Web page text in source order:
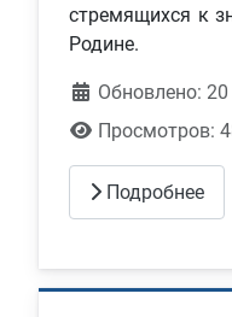
стремящихся к
Родине.
Обновлено:
Просмотров:
Подробнее